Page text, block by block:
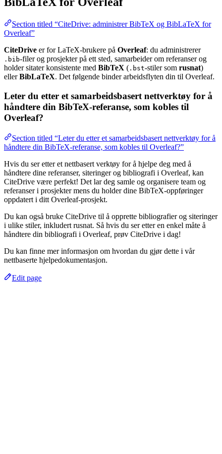
Section titled “CiteDrive: administrer BibTeX og BibLaTeX for
Overleaf”
CiteDrive er for LaTeX-brukere på Overleaf: du administrerer
.bib-filer og prosjekter på ett sted, samarbeider om referanser og
holder sitater konsistente med BibTeX ( .bst-stiler som rusnat)
ellerBibLaTeX. Det følgende binder arbeidsflyten din til Overleaf.
Leter du etter et samarbeidsbasert nettverktøy for å
håndtere din BibTeX-referanse, som kobles til
Overleaf?
Section titled “Leter du etter et samarbeidsbasert nettverktøy for å
håndtere din BibTeX-referanse, som kobles til Overleaf?”
Hvis du ser etter et nettbasert verktøy for å hjelpe deg med å
håndtere dine referanser, siteringer og bibliografi i Overleaf, kan
CiteDrive være perfekt! Det lar deg samle og organisere team og
referanser i prosjekter mens du holder dine BibTeX-oppføringer
oppdatert i ditt Overleaf-prosjekt.
Du kan også bruke CiteDrive til å opprette bibliografier og siteringer
i ulike stiler, inkludert rusnat. Så hvis du ser etter en enkel måte å
håndtere din bibliografi i Overleaf, prøv CiteDrive i dag!
Du kan finne mer informasjon om hvordan du gjør dette i vår
nettbaserte hjelpedokumentasjon.
Edit page